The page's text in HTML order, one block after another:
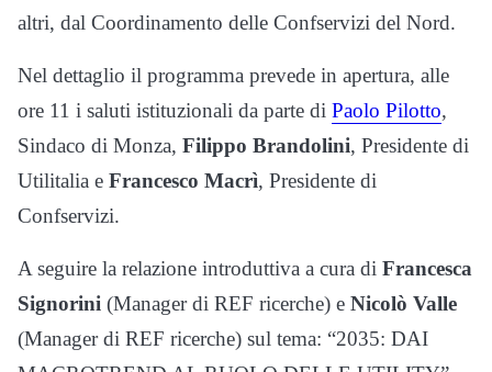
altri, dal Coordinamento delle Confservizi del Nord.
Nel dettaglio il programma prevede in apertura, alle
ore 11 i saluti istituzionali da parte di Paolo Pilotto,
Sindaco di Monza, Filippo Brandolini, Presidente di
Utilitalia e Francesco Macrì, Presidente di
Confservizi.
A seguire la relazione introduttiva a cura di Francesca
Signorini (Manager di REF ricerche) e Nicolò Valle
(Manager di REF ricerche) sul tema: “2035: DAI